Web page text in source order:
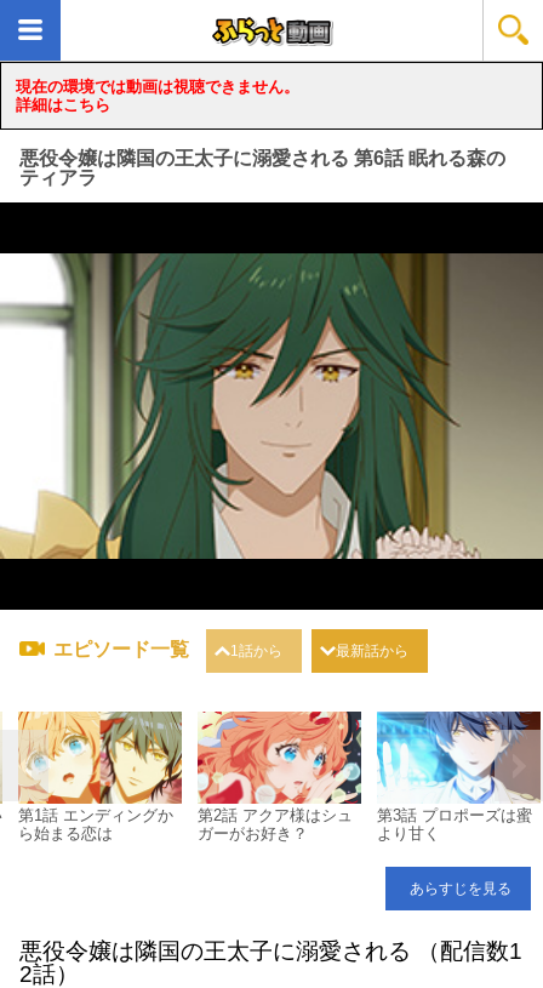
現在の環境では動画は視聴できません。
詳細はこちら
悪役令嬢は隣国の王太子に溺愛される 第6話 眠れる森の
ティアラ
loading...
エピソード一覧 1話から 最新話から
第1話 エンディングか
ら始まる恋は
第2話 アクア様はシュ
ガーがお好き？
第3話 プロポーズは蜜
より甘く
あらすじを見る
悪役令嬢は隣国の王太子に溺愛される （配信数1
2話）